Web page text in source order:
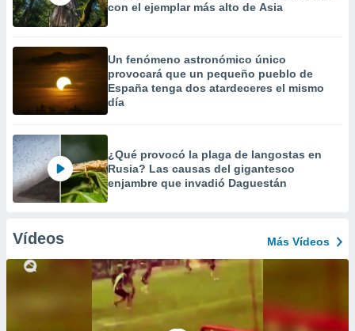
con el ejemplar más alto de Asia
Un fenómeno astronómico único
provocará que un pequeño pueblo de
España tenga dos atardeceres el mismo
día
¿Qué provocó la plaga de langostas en
Rusia? Las causas del gigantesco
enjambre que invadió Daguestán
Vídeos Más Vídeos